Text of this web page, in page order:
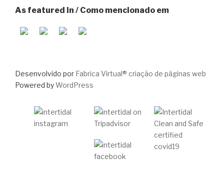
As featured in / Como mencionado em
Desenvolvido por Fabrica Virtual® criação de páginas web
Powered byWordPress